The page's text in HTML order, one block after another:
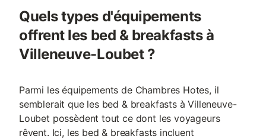
Quels types d'équipements
offrent les bed & breakfasts à
Villeneuve-Loubet ?
Parmi les équipements de Chambres Hotes, il
semblerait que les bed & breakfasts à Villeneuve-
Loubet possèdent tout ce dont les voyageurs
rêvent. Ici, les bed & breakfasts incluent